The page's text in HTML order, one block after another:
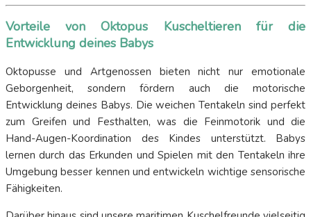
Vorteile von Oktopus Kuscheltieren für die
Entwicklung deines Babys
Oktopusse und Artgenossen bieten nicht nur emotionale
Geborgenheit, sondern fördern auch die motorische
Entwicklung deines Babys. Die weichen Tentakeln sind perfekt
zum Greifen und Festhalten, was die Feinmotorik und die
Hand-Augen-Koordination des Kindes unterstützt. Babys
lernen durch das Erkunden und Spielen mit den Tentakeln ihre
Umgebung besser kennen und entwickeln wichtige sensorische
Fähigkeiten.